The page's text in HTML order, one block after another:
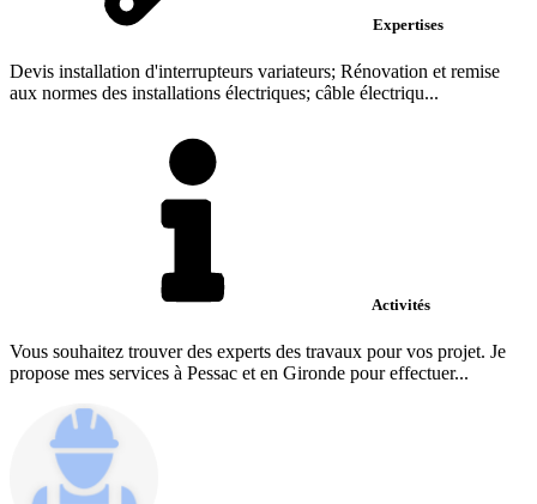
Expertises
Devis installation d'interrupteurs variateurs; Rénovation et remise
aux normes des installations électriques; câble électriqu...
Activités
Vous souhaitez trouver des experts des travaux pour vos projet. Je
propose mes services à Pessac et en Gironde pour effectuer...